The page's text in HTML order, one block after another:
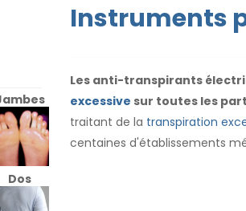
Dos
Instruments
Les anti-transpirants
excessive sur toutes les
traitant de la transpiration
centaines d'établissements